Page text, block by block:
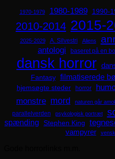
1970-1979 1980-1989 1990-
2010-2014 2015-
2025-2029 A. Silvestri Aliens
antologi baseret på en
dansk horror
Fantasy filmatiserede
hjemsøgte steder
horror
monstre mord naturen går
parallelverden psykologisk portræt
spænding Stephen King
vampyrer